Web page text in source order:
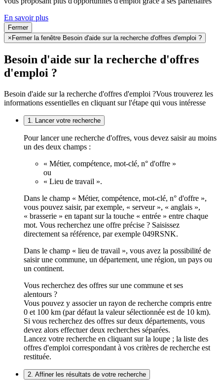
En savoir plus
Fermer
× Fermer la fenêtre Besoin d'aide sur la recherche d'offres d'emploi ?
Besoin d'aide sur la recherche d'offres
d'emploi ?
Besoin d'aide sur la recherche d'offres d'emploi ?Vous trouverez les
informations essentielles en cliquant sur l'étape qui vous intéresse
1. Lancer votre recherche
Pour lancer une recherche d'offres, vous devez saisir au moins
un des deux champs :
« Métier, compétence, mot-clé, n° d'offre »
ou
« Lieu de travail ».
Dans le champ « Métier, compétence, mot-clé, n° d'offre »,
vous pouvez saisir, par exemple, « serveur », « anglais »,
« brasserie » en tapant sur la touche « entrée » entre chaque
mot. Vous recherchez une offre précise ? Saisissez
directement sa référence, par exemple 049RSNK.
Dans le champ « lieu de travail », vous avez la possibilité de
saisir une commune, un département, une région, un pays ou
un continent.
Vous recherchez des offres sur une commune et ses
alentours ?
Vous pouvez y associer un rayon de recherche compris entre
0 et 100 km (par défaut la valeur sélectionnée est de 10 km).
Si vous recherchez des offres sur deux départements, vous
devez alors effectuer deux recherches séparées.
Lancez votre recherche en cliquant sur la loupe ; la liste des
offres d'emploi correspondant à vos critères de recherche est
restituée.
2. Affiner les résultats de votre recherche